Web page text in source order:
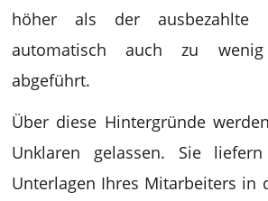
höher als der
automatisch auch zu wenig
abgeführt.
Über diese Hintergründe
Unklaren gelassen. Sie
Unterlagen Ihres Mitarbeiters in